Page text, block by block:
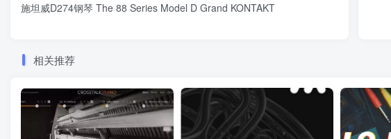
施坦威D274钢琴 The 88 Series Model D Grand KONTAKT
相关推荐